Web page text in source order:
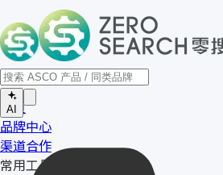
AI
首页
品牌中心
渠道合作
常用工具